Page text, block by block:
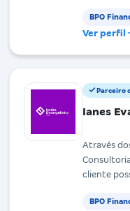
BPO
Ver perfil
Parceiro
Ianes
Através
cliente
BPO